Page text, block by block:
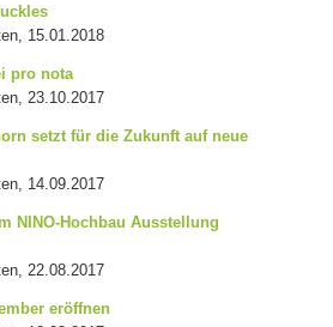
15.01.2018
pro nota
23.10.2017
setzt für die Zukunft auf neue
14.09.2017
NINO-Hochbau Ausstellung
22.08.2017
eröffnen